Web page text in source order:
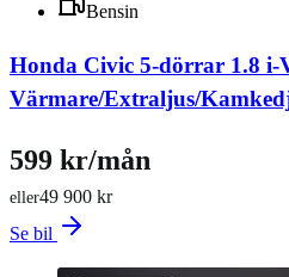
Bensin
Honda Civic 5-dörrar 1.8 i-
Värmare/Extraljus/
49 900 kr
eller
599 kr/mån
Se bil